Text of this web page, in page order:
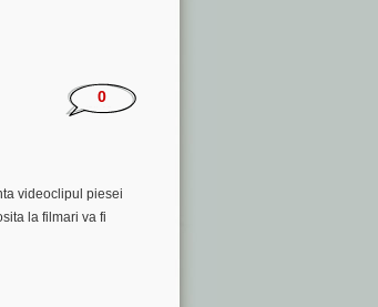
0
videoclipul piesei
la filmari va fi